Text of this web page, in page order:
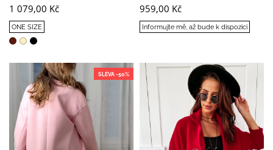
1 079,00 Kč
ONE SIZE
959,00 Kč
Informujte mě, až bude k dispozici
SLEVA -50%